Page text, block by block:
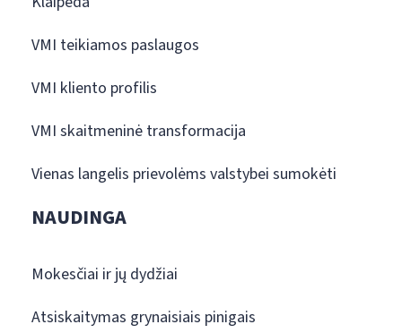
VMI teikiamos paslaugos
VMI kliento profilis
VMI skaitmeninė transformacija
Vienas langelis prievolėms valstybei sumokėti
NAUDINGA
Mokesčiai ir jų dydžiai
Atsiskaitymas grynaisiais pinigais